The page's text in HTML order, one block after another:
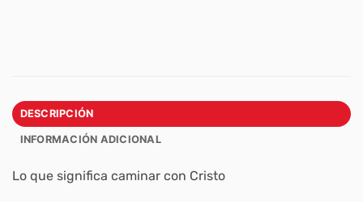
DESCRIPCIÓN
INFORMACIÓN ADICIONAL
Lo que significa caminar con Cristo